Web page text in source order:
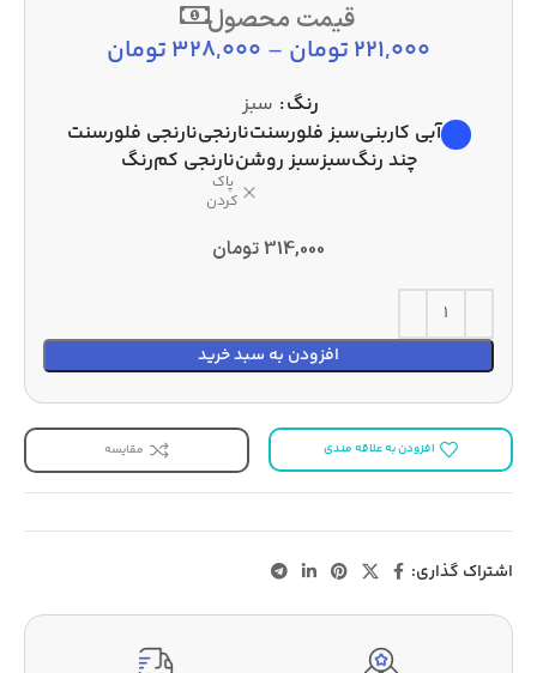
قیمت محصول
221,000تومان –
328,000تومان
رنگ سبز
آبی کاربنیسبز فلورسنتنارنجینارنجی فلورسنت
چند رنگسبزسبز روشننارنجی کم‌رنگ
پاک
کردن
314,000تومان
افزودن به سبد خرید
افزودن به علاقه مندی مقایسه
اشتراک گذاری: